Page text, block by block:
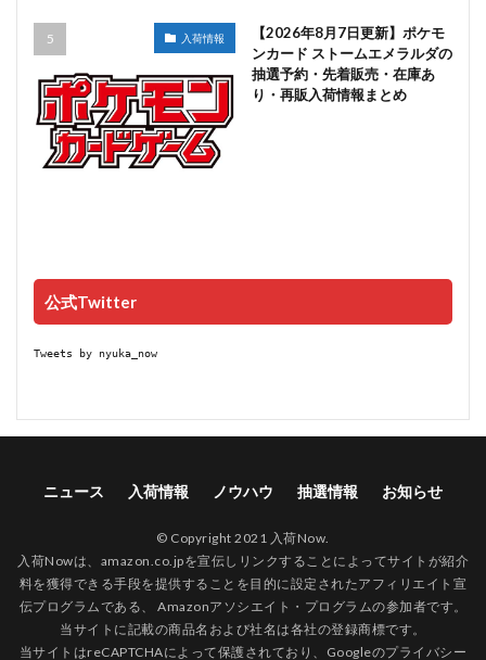
入荷情報
【2026年8月7日更新】ポケモ
ンカード ストームエメラルダの
抽選予約・先着販売・在庫あ
り・再販入荷情報まとめ
公式Twitter
Tweets by nyuka_now
ニュース 入荷情報 ノウハウ 抽選情報 お知らせ
© Copyright 2021 入荷Now.
入荷Nowは、amazon.co.jpを宣伝しリンクすることによってサイトが紹介
料を獲得できる手段を提供することを目的に設定されたアフィリエイト宣
伝プログラムである、 Amazonアソシエイト・プログラムの参加者です。
当サイトに記載の商品名および社名は各社の登録商標です。
当サイトはreCAPTCHAによって保護されており、Googleのプライバシー